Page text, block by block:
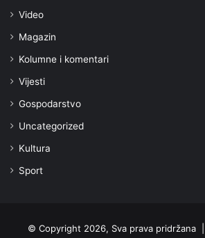
Video
Magazin
Kolumne i komentari
Vijesti
Gospodarstvo
Uncategorized
Kultura
Sport
© Copyright 2026, Sva prava pridržana |